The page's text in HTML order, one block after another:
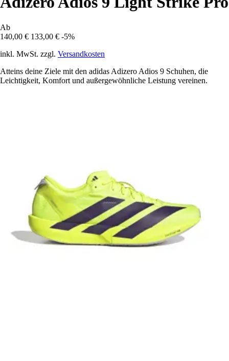
Ab
140,00 € 133,00 € -5%
inkl. MwSt. zzgl. Versandkosten
Atteins deine Ziele mit den adidas Adizero Adios 9 Schuhen, die
Leichtigkeit, Komfort und außergewöhnliche Leistung vereinen.